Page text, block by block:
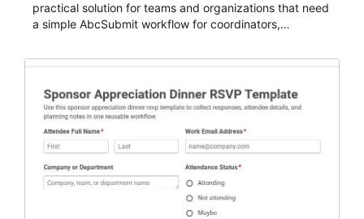
practical solution for teams and organizations that need
a simple AbcSubmit workflow for coordinators,